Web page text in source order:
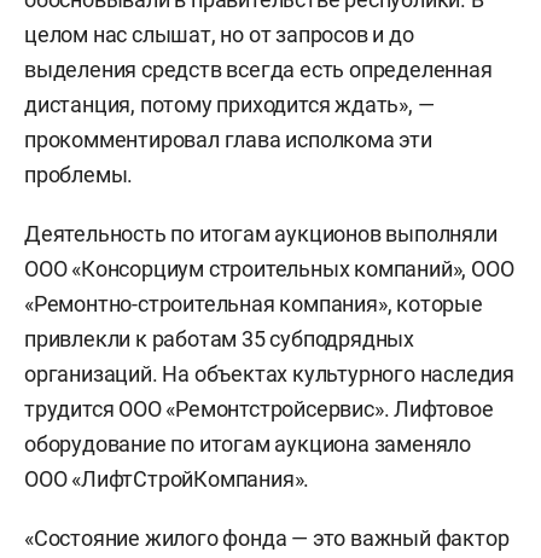
целом нас слышат, но от запросов и до
выделения средств всегда есть определенная
дистанция, потому приходится ждать», —
прокомментировал глава исполкома эти
проблемы.
Деятельность по итогам аукционов выполняли
ООО «Консорциум строительных компаний», ООО
«Ремонтно-строительная компания», которые
привлекли к работам 35 субподрядных
организаций. На объектах культурного наследия
трудится ООО «Ремонтстройсервис». Лифтовое
оборудование по итогам аукциона заменяло
ООО «ЛифтСтройКомпания».
«Состояние жилого фонда — это важный фактор